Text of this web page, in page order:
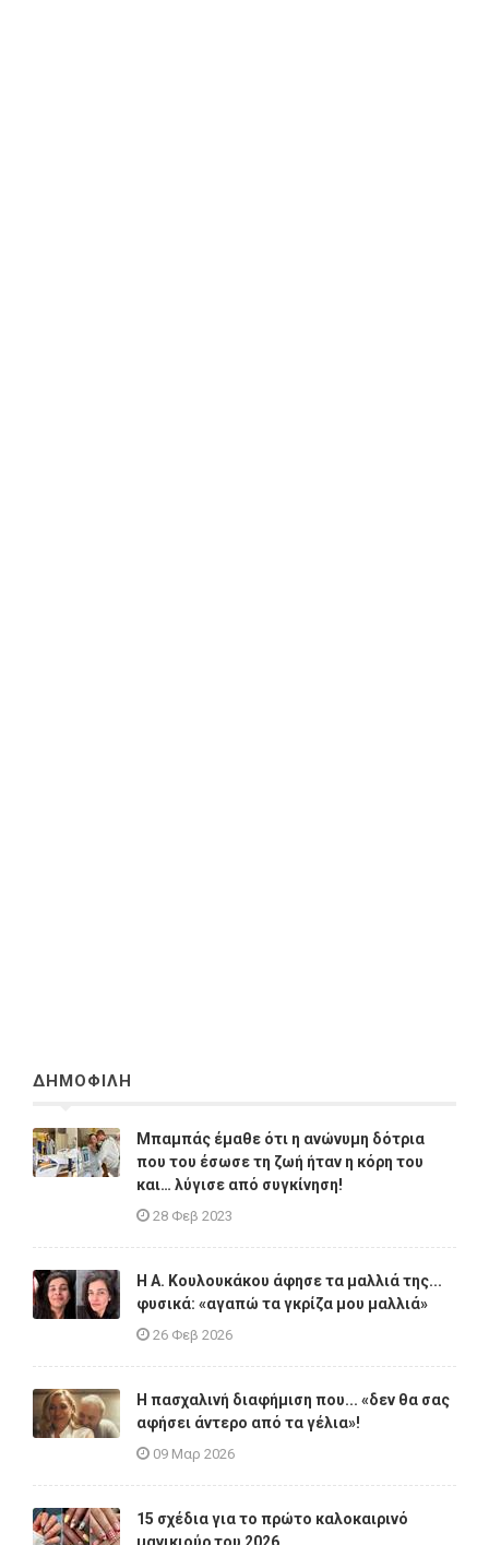
ΔΗΜΟΦΙΛΗ
Μπαμπάς έμαθε ότι η ανώνυμη δότρια
που του έσωσε τη ζωή ήταν η κόρη του
και… λύγισε από συγκίνηση!
28 Φεβ 2023
Η A. Κουλουκάκου άφησε τα μαλλιά της...
φυσικά: «αγαπώ τα γκρίζα μου μαλλιά»
26 Φεβ 2026
Η πασχαλινή διαφήμιση που... «δεν θα σας
αφήσει άντερο από τα γέλια»!
09 Μαρ 2026
15 σχέδια για το πρώτο καλοκαιρινό
μανικιούρ του 2026